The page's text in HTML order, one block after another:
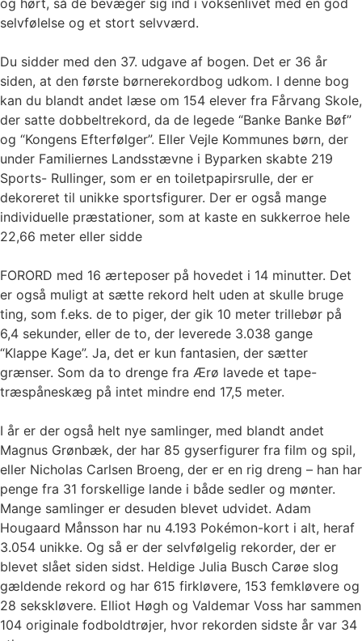
selvfølelse og et stort selvværd.
Du sidder med den 37. udgave af bogen. Det er 36 år
siden, at den første børnerekordbog udkom. I denne bog
kan du blandt andet læse om 154 elever fra Fårvang Skole,
der satte dobbeltrekord, da de legede “Banke Banke Bøf”
og “Kongens Efterfølger”. Eller Vejle Kommunes børn, der
under Familiernes Landsstævne i Byparken skabte 219
Sports- Rullinger, som er en toiletpapirsrulle, der er
dekoreret til unikke sportsfigurer. Der er også mange
individuelle præstationer, som at kaste en sukkerroe hele
22,66 meter eller sidde
FORORD med 16 ærteposer på hovedet i 14 minutter. Det
er også muligt at sætte rekord helt uden at skulle bruge
ting, som f.eks. de to piger, der gik 10 meter trillebør på
6,4 sekunder, eller de to, der leverede 3.038 gange
“Klappe Kage”. Ja, det er kun fantasien, der sætter
grænser. Som da to drenge fra Ærø lavede et tape-
træspåneskæg på intet mindre end 17,5 meter.
I år er der også helt nye samlinger, med blandt andet
Magnus Grønbæk, der har 85 gyserfigurer fra film og spil,
eller Nicholas Carlsen Broeng, der er en rig dreng – han har
penge fra 31 forskellige lande i både sedler og mønter.
Mange samlinger er desuden blevet udvidet. Adam
Hougaard Månsson har nu 4.193 Pokémon-kort i alt, heraf
3.054 unikke. Og så er der selvfølgelig rekorder, der er
blevet slået siden sidst. Heldige Julia Busch Carøe slog
gældende rekord og har 615 firkløvere, 153 femkløvere og
28 sekskløvere. Elliot Høgh og Valdemar Voss har sammen
104 originale fodboldtrøjer, hvor rekorden sidste år var 34